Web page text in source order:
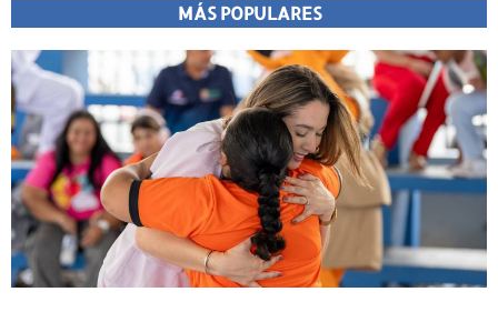
MÁS POPULARES